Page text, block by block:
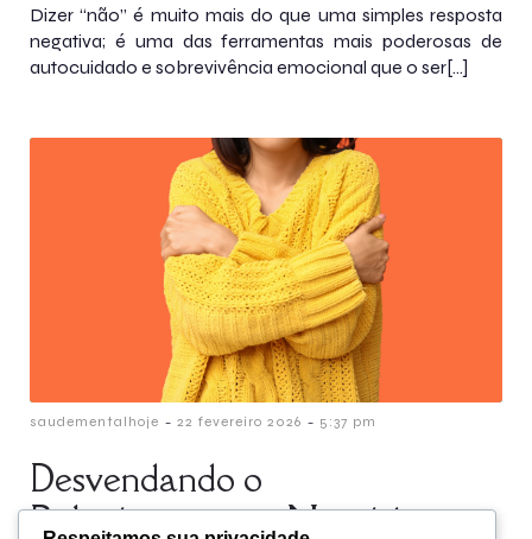
Dizer “não” é muito mais do que uma simples resposta
negativa; é uma das ferramentas mais poderosas de
autocuidado e sobrevivência emocional que o ser[…]
saudementalhoje - 22 fevereiro 2026 - 5:37 pm
Desvendando o
Relacionamento Narcisista e